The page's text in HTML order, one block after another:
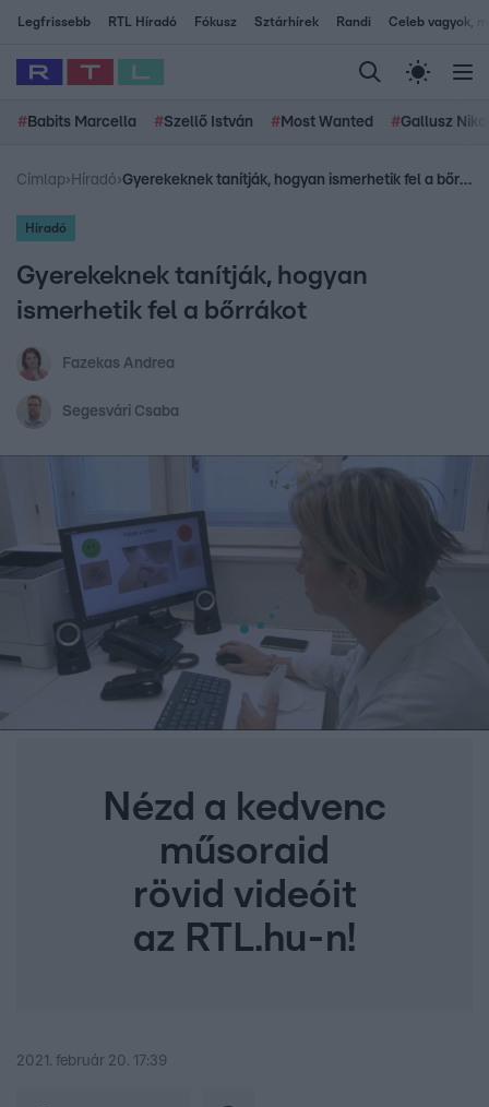
Legfrissebb RTL Híradó Fókusz Sztárhírek Randi Celeb vagyok,
# Babits Marcella #Szellő István # Most Wanted #Gallusz
Címlap› Híradó› Gyerekeknek tanítják, hogyan ismerhetik fel a bőrrákot
Híradó
Gyerekeknek tanítják, hogyan
ismerhetik fel a bőrrákot
Fazekas Andrea
Segesvári Csaba
Nézd a kedvenc
műsoraid
rövid videóit
az RTL.hu-n!
2021. február 20. 17:39